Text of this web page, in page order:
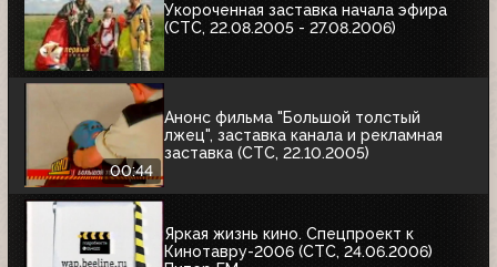
Укороченная заставка начала эфира
(СТС, 22.08.2005 - 27.08.2006)
00:44
Анонс фильма "Большой толстый
лжец", заставка канала и рекламная
заставка (СТС, 22.10.2005)
Яркая жизнь кино. Спецпроект к
Кинотавру-2006 (СТС, 24.06.2006)